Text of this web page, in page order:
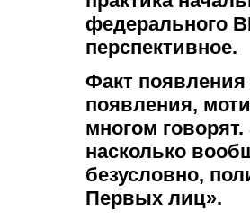
федерального
перспективное.
Факт
появления,
многом
насколько
безусловно,
Первых лиц».